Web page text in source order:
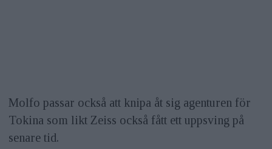
Molfo passar också att knipa åt sig agenturen för
Tokina som likt Zeiss också fått ett uppsving på
senare tid.